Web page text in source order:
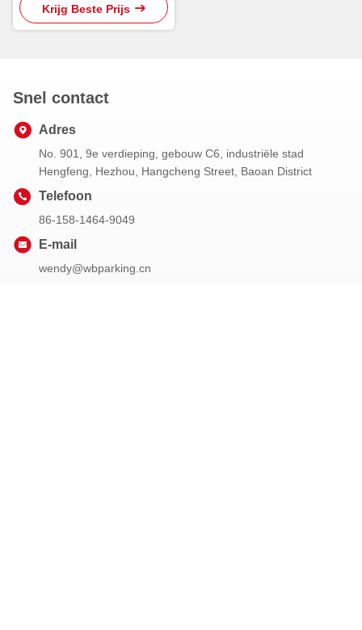
RS485
Krijg Beste Prijs
Snel contact
Adres
No. 901, 9e verdieping, gebouw C6, industriële stad
Hengfeng, Hezhou, Hangcheng Street, Baoan District
Telefoon
86-158-1464-9049
E-mail
wendy@wbparking.cn